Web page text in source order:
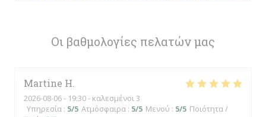
Οι βαθμολογίες πελατών μας
Martine H
2026-08-06- 19:30 - καλεσμένοι 3
Υπηρεσία : 5/5 Ατμόσφαιρα : 5/5 Μενού : 5/5 Ποιότητα /